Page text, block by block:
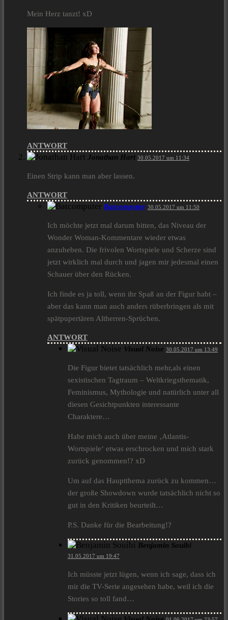
Mein Herz tanzt! xD
ANTWORT
Jonathan Hart 30.05.2017 um 11:34
Einen Strip kann man aber lassen.
ANTWORT
Batcomputer 30.05.2017 um 11:50
Ich möchte jetzt mal darum bitten, das Niveau der
Wonder Woman-Kommentare wieder etwas
anzuheben. Die frivolen Wortspiele und Scherze sind
jetzt wirklich mal durch und jagen mir jedesmal einen
Schauer über den Rücken.
Ich finde es ja toll, wenn ihr Spaß an der Figur habt –
aber das kann man auch anders rüberbringen als mit
spätpupertären Altherren-Sprüchen.
ANTWORT
Visual Noise 30.05.2017 um 13:49
Die Figur bietet tatsächlich mehr,als einen
sexistischen Tagtraum – Weltkriegsthematik,
Feminismus, Mythologie und natürlich unter all
diesen Gesichtpunkten interessante
Charaktere…
Habe mich auch über meine ‚Atlantis-
Wortspiele‘ etwas erschrocken und mich stark
zurück genommen!? xD
Um auf das Hauptthema zurück zu kommen…
der große Showdown wurde tatsächlich nicht so
gut in den Kritiken beurteilt…
P.S. Danke für die Bearbeitung!?
Benjamin Souibi
31.05.2017 um 19:47
Ich müsste jetzt lügen, wenn ich sage, dass ich
mir die TV-Serie angesehen habe, weil ich die
Stories so toll fand…